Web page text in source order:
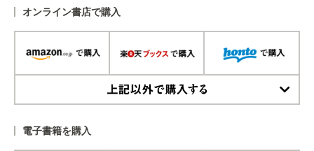
オンライン書店で購入
電子書籍を購入